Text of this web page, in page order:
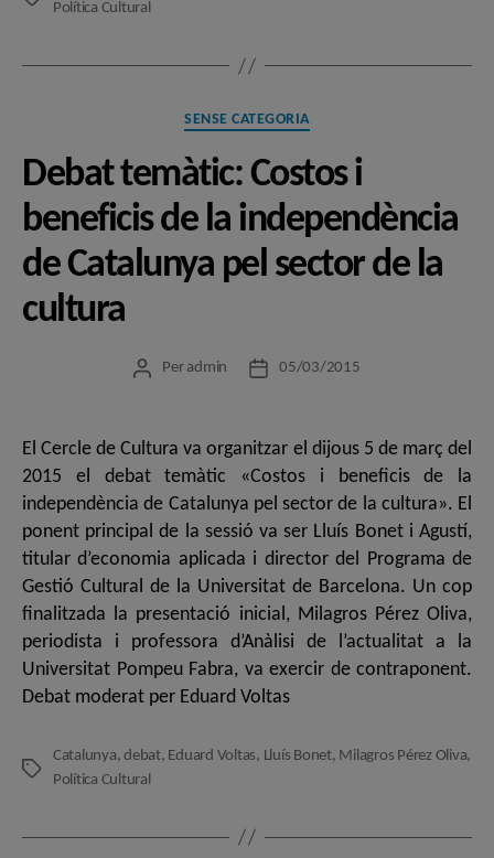
Política Cultural
Categories
SENSE CATEGORIA
Debat temàtic: Costos i
beneficis de la independència
de Catalunya pel sector de la
cultura
Autor
Per admin
Data05/03/2015
El Cercle de Cultura va organitzar el dijous 5 de març del
2015 el debat temàtic «Costos i beneficis de la
independència de Catalunya pel sector de la cultura». El
ponent principal de la sessió va ser Lluís Bonet i Agustí,
titular d’economia aplicada i director del Programa de
Gestió Cultural de la Universitat de Barcelona. Un cop
finalitzada la presentació inicial, Milagros Pérez Oliva,
periodista i professora d’Anàlisi de l’actualitat a la
Universitat Pompeu Fabra, va exercir de contraponent.
Debat moderat per Eduard Voltas
Etiquetes
Catalunya,debat, Eduard Voltas, Lluís Bonet, Milagros Pérez Oliva,
Política Cultural